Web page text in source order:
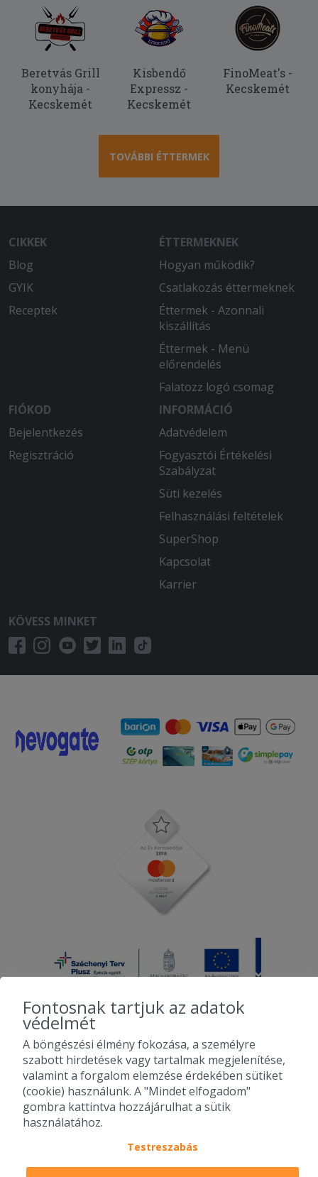
Beretvás Grill
konyhája -
Kecskemét
Kisbendő
Expressz -
Kecskemét
FinoMeat's -
Kecskemét
TOVÁBBI ÉTTERMEK
CIKKEK
Blog
GYIK
Receptek
ÉTTERMEKNEK
Hogyan működik?
Csatlakozás éttermeknek
Éttermek - Azonnali
kiszállítás
Éttermek - Menü
előrendelés
Falatozz logó csomag
FIÓKOD
Bejelentkezés
Regisztráció
INFORMÁCIÓ
Adatvédelem
Fogyasztói Értékelési
Szabályzat
Süti kezelés
Felhasználási feltételek
SuperShop
Kapcsolat
Karrier
KÖVESS MINKET
2010-2026 Copyright - Falatozz.hu - Diston-line Kft.
Pizza, gyros, hamburger, menük kedvező áron, egy helyen az összes
étterem ajánlata.
Fontosnak tartjuk az adatok
védelmét
A böngészési élmény fokozása, a személyre
szabott hirdetések vagy tartalmak megjelenítése,
valamint a forgalom elemzése érdekében sütiket
(cookie) használunk. A "Mindet elfogadom"
gombra kattintva hozzájárulhat a sütik
használatához.
Testreszabás